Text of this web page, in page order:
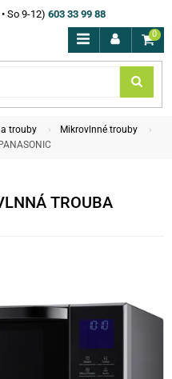
So 9-12) 603 33 99 88
0
trouby
Mikrovlnné trouby
TROUBA